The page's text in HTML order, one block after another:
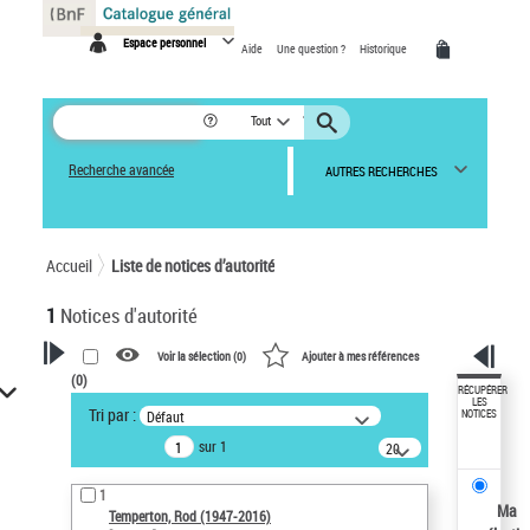
Espace personnel Aide Une question ? Historique
Tout
Recherche avancée AUTRES RECHERCHES
Accueil Liste de notices d’autorité
1 Notices d'autorité
VOTRE RECHERCHE
Recherche avancée dans les
notices d’autorité
Œuvres liées à l'auteur :
Temperton, Rod (1947-2016)
Voir la sélection (0) Ajouter à mes références
(0)
Tri par : Défaut
sur 1
20
résultats/page
1
Temperton, Rod (1947-2016)
RÉCUPÉRER
LES
NOTICES
Ma
Panneau de gestion des cookies